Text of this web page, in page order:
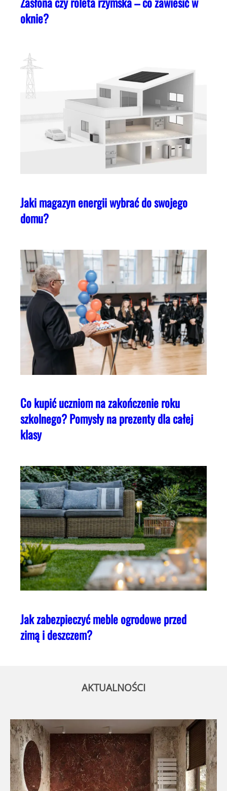
oknie?
Jaki magazyn energii wybrać do swojego
domu?
Co kupić uczniom na zakończenie roku
szkolnego? Pomysły na prezenty dla całej
klasy
Jak zabezpieczyć meble ogrodowe przed
zimą i deszczem?
AKTUALNOŚCI